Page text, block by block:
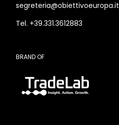
segreteria@obiettivoeuropa.it
Tel. +39.331.3612883
BRAND OF